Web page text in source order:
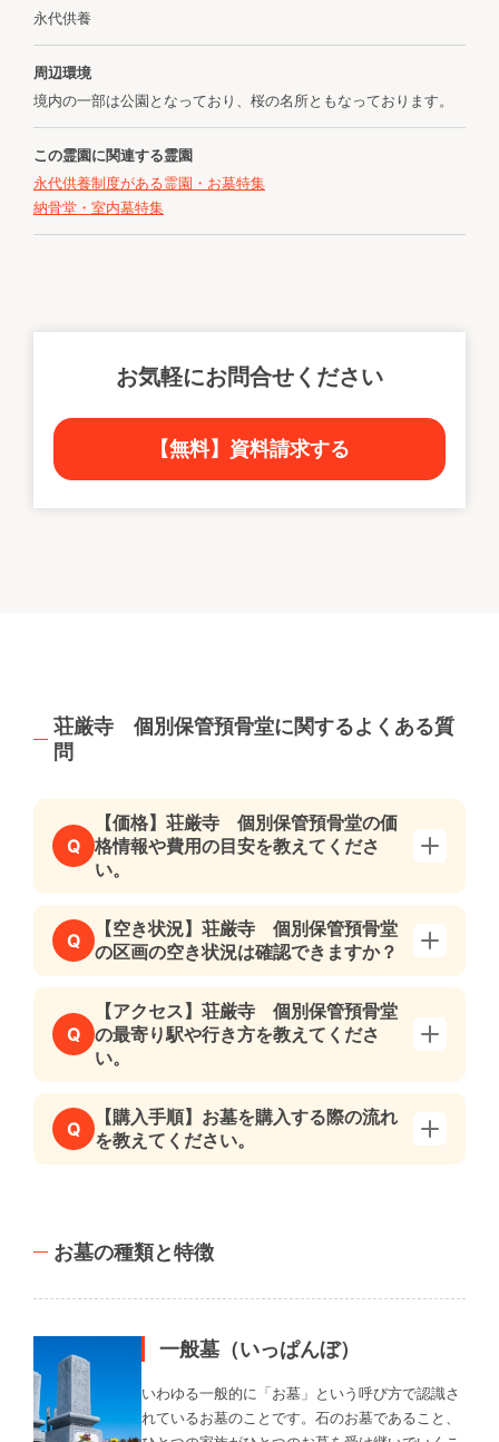
永代供養
周辺環境
境内の一部は公園となっており、桜の名所ともなっております。
この霊園に関連する霊園
永代供養制度がある霊園・お墓特集
納骨堂・室内墓特集
お気軽にお問合せください
【無料】資料請求する
荘厳寺 個別保管預骨堂に関するよくある質
問
Q
【価格】荘厳寺 個別保管預骨堂の価
格情報や費用の目安を教えてくださ
い。
Q
【空き状況】荘厳寺 個別保管預骨堂
の区画の空き状況は確認できますか？
Q
【アクセス】荘厳寺 個別保管預骨堂
の最寄り駅や行き方を教えてくださ
い。
Q
【購入手順】お墓を購入する際の流れ
を教えてください。
お墓の種類と特徴
一般墓（いっぱんぼ）
いわゆる一般的に「お墓」という呼び方で認識さ
れているお墓のことです。石のお墓であること、